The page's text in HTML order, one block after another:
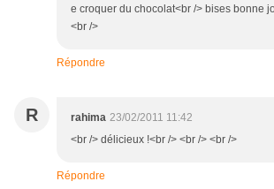
e croquer du chocolat<br /> bises bonne
<br />
Répondre
R rahima 23/02/2011 11:42
<br /> délicieux !<br /> <br /> <br />
Répondre